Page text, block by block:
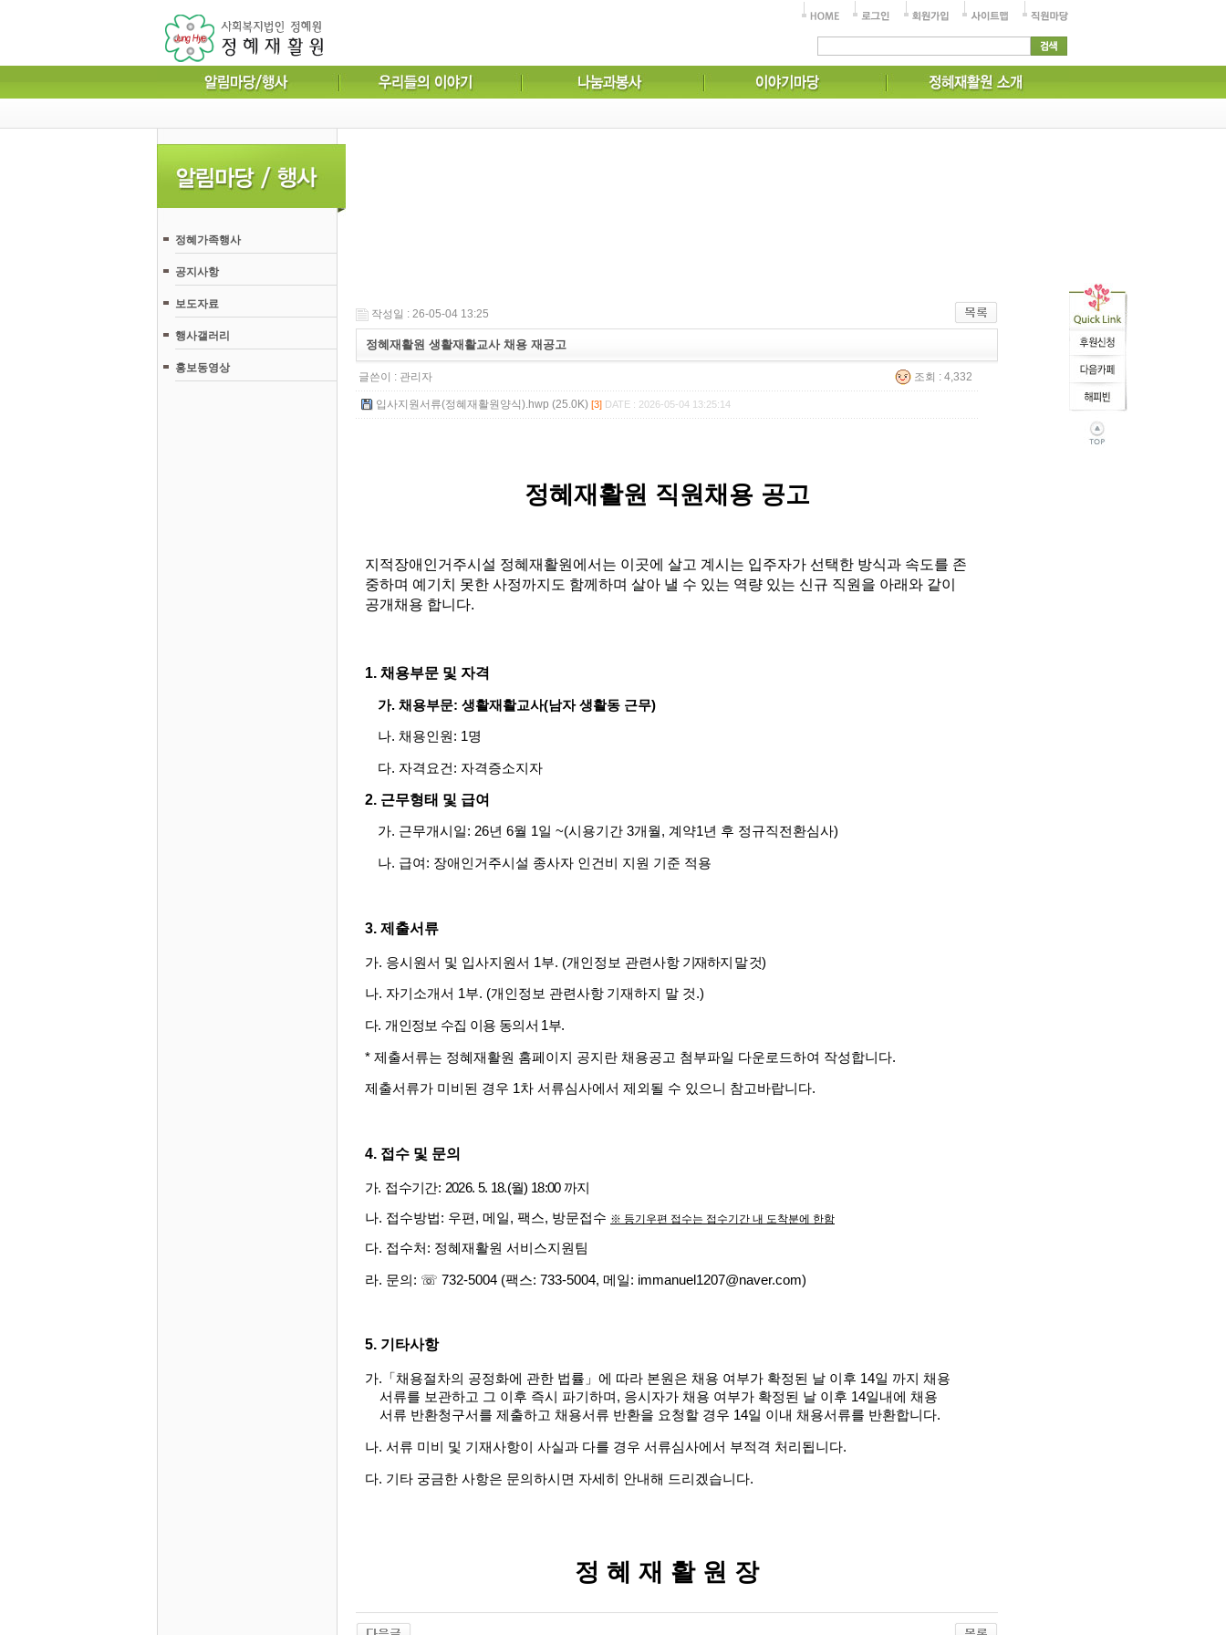
정혜가족행사
공지사항
보도자료
행사갤러리
홍보동영상
작성일 : 26-05-04 13:25
정혜재활원 생활재활교사 채용 재공고
글쓴이 : 관리자 조회 : 4,332
입사지원서류(정혜재활원양식).hwp (25.0K) [3] DATE : 2026-05-04 13:25:14
정혜재활원 직원채용 공고
지적장애인거주시설 정혜재활원에서는 이곳에 살고 계시는 입주자가 선택한 방식과 속도를 존
중하며 예기치 못한 사정까지도 함께하며 살아 낼 수 있는 역량 있는 신규 직원을 아래와 같이
공개채용 합니다.
1. 채용부문 및 자격
가. 채용부문: 생활재활교사(남자 생활동 근무)
나. 채용인원: 1명
다. 자격요건 : 자격증소지자
2. 근무형태 및 급여
가. 근무개시일: 26년 6월 1일 ~(시용기간 3개월, 계약1년 후 정규직전환심사)
나. 급여 : 장애인거주시설 종사자 인건비 지원 기준 적용
3. 제출서류
가. 응시원서 및 입사지원서 1부. (개인정보 관련사항 기재하지 말 것)
나. 자기소개서 1부. (개인정보 관련사항 기재하지 말 것.)
다. 개인정보 수집 이용 동의서 1부.
* 제출서류는 정혜재활원 홈페이지 공지란 채용공고 첨부파일 다운로드하여 작성합니다.
제출서류가 미비된 경우 1차 서류심사에서 제외될 수 있으니 참고바랍니다.
4. 접수 및 문의
가. 접수기간: 2026. 5. 18.(월) 18:00 까지
나. 접수방법: 우편, 메일, 팩스, 방문접수 ※ 등기우편 접수는 접수기간 내 도착분에 한함
다. 접수처 : 정혜재활원 서비스지원팀
라. 문의 : ☏ 732-5004 (팩스: 733-5004, 메일: immanuel1207@naver.com)
5. 기 타사항
가. 「 채용절차의 공정화에 관한 법률 」 에 따라 본원은 채용 여부가 확정된 날 이후 14일 까지 채용
서류를 보관하고 그 이후 즉시 파기하며 , 응시자가 채용 여부가 확정된 날 이후 14일내에 채용
서류 반환청구서를 제출하고 채용서류 반환을 요청할 경우 14일 이내 채용서류를 반환합니다.
나. 서류 미비 및 기재사항이 사실과 다를 경우 서류심사에서 부적격 처리됩니다.
다. 기타 궁금한 사항은 문의하시면 자세히 안내해 드리겠습니다.
정 혜 재 활 원 장